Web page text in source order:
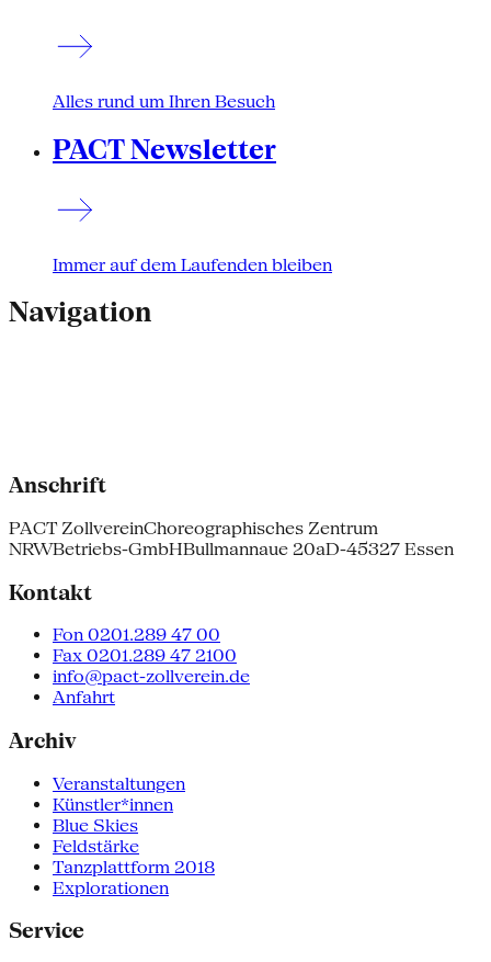
Alles rund um Ihren Besuch
PACT Newsletter
Immer auf dem Laufenden bleiben
Navigation
Anschrift
PACT ZollvereinChoreographisches Zentrum
NRWBetriebs-GmbHBullmannaue 20aD-45327 Essen
Kontakt
Fon 0201.289 47 00
Fax 0201.289 47 2100
info@pact-zollverein.de
Anfahrt
Archiv
Veranstaltungen
Künstler*innen
Blue Skies
Feldstärke
Tanzplattform 2018
Explorationen
Service